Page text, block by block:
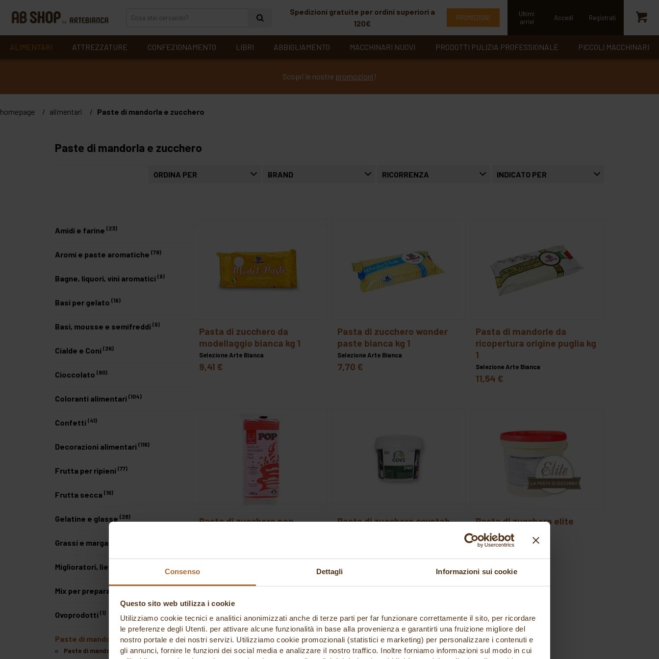
Consenso Dettagli Informazioni sui cookie
Questo sito web utilizza i cookie
Utilizziamo cookie tecnici e analitici anonimizzati anche di terze parti per far funzionare correttamente il sito, per ricordare
le preferenze degli Utenti. per attivare alcune funzionalità in base alla provenienza e garantirti una fruizione migliore del
nostro portale e dei nostri servizi. Utilizziamo cookie promozionali (statistici e marketing) per personalizzare i contenuti e
gli annunci, fornire le funzioni dei social media e analizzare il nostro traffico. Inoltre forniamo informazioni sul modo in cui
PROMOZIONI
Ultimi
arrivi
Accedi Registrati
Spedizioni gratuite per ordini superiori a
120€
ALIMENTARI ATTREZZATURE CONFEZIONAMENTO LIBRI ABBIGLIAMENTO MACCHINARI NUOVI PRODOTTI PULIZIA PROFESSIONALE PICCOLI MACCHINARI
Scopri le nostre promozioni!
homepage alimentari Paste di mandorla e zucchero
Paste di mandorla e zucchero
ORDINA PER
BRAND
RICORRENZA
laurea
natale
INDICATO PER
Amidi e farine (23)
Aromi e paste aromatiche (78)
Bagne, liquori, vini aromatici (9)
Basi per gelato (19)
Basi, mousse e semifreddi (9)
Cialde e Coni (26)
Cioccolato (80)
Coloranti alimentari (104)
Confetti (41)
Decorazioni alimentari (116)
Frutta per ripieni (77)
Frutta secca (16)
Gelatine e glasse (28)
Grassi e margarine
Miglioratori, lieviti, malti
Mix per preparati da forno (6)
Ovoprodotti (1)
Paste di mandorla e zucchero
Paste di mandorla (1)
pasta di zucchero da
modellaggio bianca kg 1
Selezione Arte Bianca
9,41 €
pasta di zucchero wonder
paste bianca kg 1
Selezione Arte Bianca
7,70 €
pasta di mandorle da
ricopertura origine puglia kg
1
Selezione Arte Bianca
11,54 €
pasta di zucchero pop
pasta di zucchero covetab
49,41 €
pasta di zucchero elite
bianca kg 5
Modecor
53,56 €